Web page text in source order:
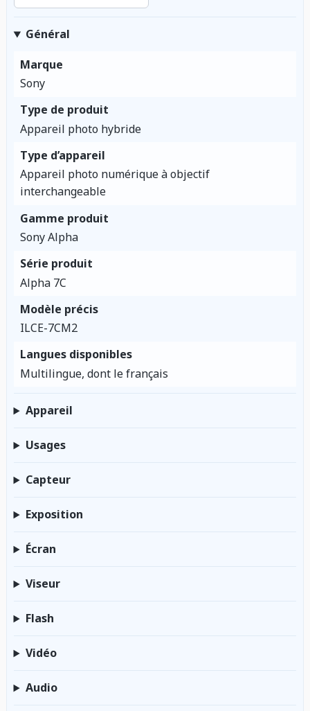
Général
Marque
Sony
Type de produit
Appareil photo hybride
Type d’appareil
Appareil photo numérique à objectif
interchangeable
Gamme produit
Sony Alpha
Série produit
Alpha 7C
Modèle précis
ILCE-7CM2
Langues disponibles
Multilingue, dont le français
Appareil
Usages
Capteur
Exposition
Écran
Viseur
Flash
Vidéo
Audio